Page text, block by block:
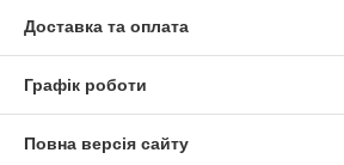
Доставка та оплата
Графік роботи
Повна версія сайту